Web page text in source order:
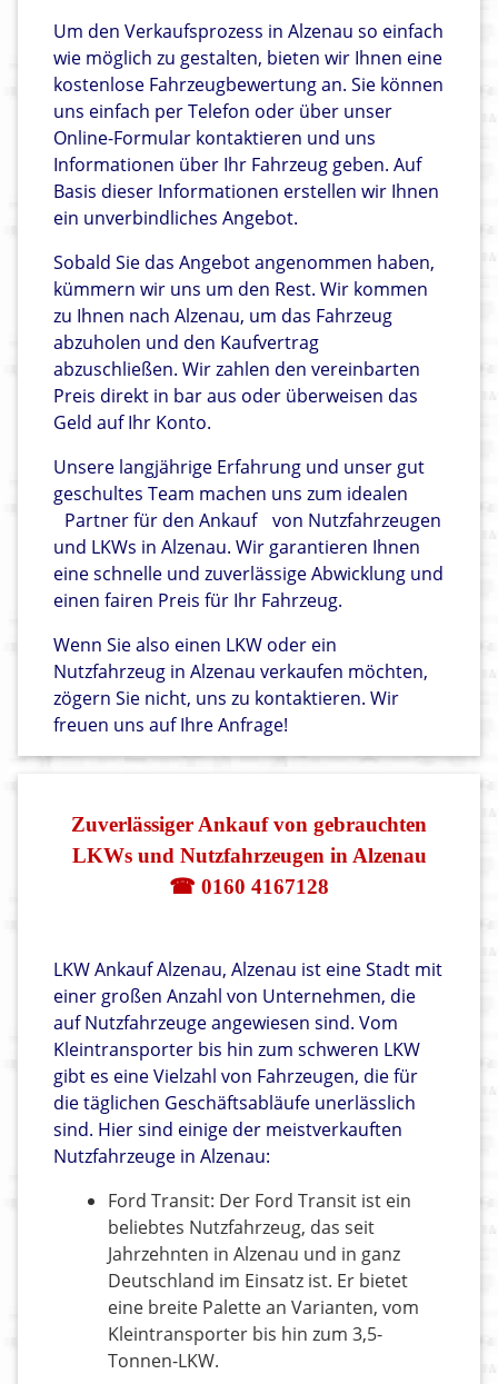
Um den Verkaufsprozess in Alzenau so einfach
wie möglich zu gestalten, bieten wir Ihnen eine
kostenlose Fahrzeugbewertung an. Sie können
uns einfach per Telefon oder über unser
Online-Formular kontaktieren und uns
Informationen über Ihr Fahrzeug geben. Auf
Basis dieser Informationen erstellen wir Ihnen
ein unverbindliches Angebot.
Sobald Sie das Angebot angenommen haben,
kümmern wir uns um den Rest. Wir kommen
zu Ihnen nach Alzenau, um das Fahrzeug
abzuholen und den Kaufvertrag
abzuschließen. Wir zahlen den vereinbarten
Preis direkt in bar aus oder überweisen das
Geld auf Ihr Konto.
Unsere langjährige Erfahrung und unser gut
geschultes Team machen uns zum idealen
Partner für den Ankauf von Nutzfahrzeugen
und LKWs in Alzenau. Wir garantieren Ihnen
eine schnelle und zuverlässige Abwicklung und
einen fairen Preis für Ihr Fahrzeug.
Wenn Sie also einen LKW oder ein
Nutzfahrzeug in Alzenau verkaufen möchten,
zögern Sie nicht, uns zu kontaktieren. Wir
freuen uns auf Ihre Anfrage!
Zuverlässiger Ankauf von gebrauchten
LKWs und Nutzfahrzeugen in Alzenau
☎ 0160 4167128
LKW Ankauf Alzenau, Alzenau ist eine Stadt mit
einer großen Anzahl von Unternehmen, die
auf Nutzfahrzeuge angewiesen sind. Vom
Kleintransporter bis hin zum schweren LKW
gibt es eine Vielzahl von Fahrzeugen, die für
die täglichen Geschäftsabläufe unerlässlich
sind. Hier sind einige der meistverkauften
Nutzfahrzeuge in Alzenau:
Ford Transit: Der Ford Transit ist ein
beliebtes Nutzfahrzeug, das seit
Jahrzehnten in Alzenau und in ganz
Deutschland im Einsatz ist. Er bietet
eine breite Palette an Varianten, vom
Kleintransporter bis hin zum 3,5-
Tonnen-LKW.